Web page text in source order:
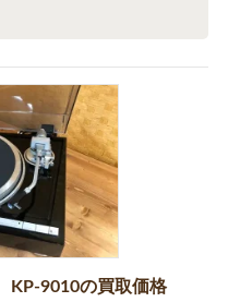
9010の買取価格